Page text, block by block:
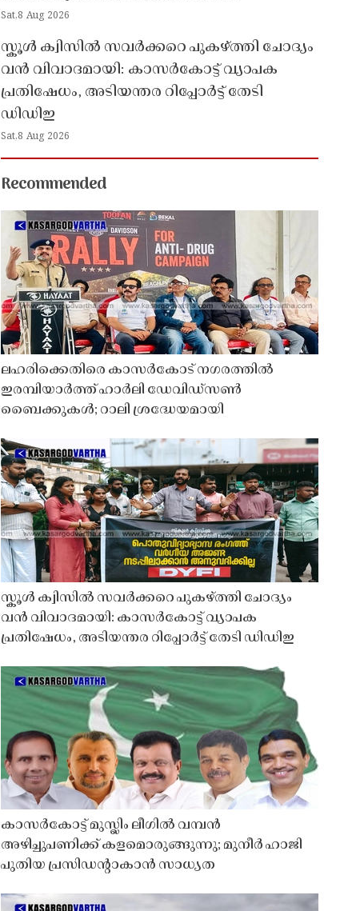
Sat,8 Aug 2026
സ്കൂൾ ക്വിസിൽ സവർക്കറെ പുകഴ്ത്തി ചോദ്യം
വൻ വിവാദമായി: കാസർകോട്ട് വ്യാപക
പ്രതിഷേധം, അടിയന്തര റിപ്പോർട്ട് തേടി
ഡിഡിഇ
Sat,8 Aug 2026
Recommended
ലഹരിക്കെതിരെ കാസർകോട് നഗരത്തിൽ
ഇരമ്പിയാർത്ത് ഹാർലി ഡേവിഡ്‌സൺ
ബൈക്കുകൾ; റാലി ശ്രദ്ധേയമായി
സ്കൂൾ ക്വിസിൽ സവർക്കറെ പുകഴ്ത്തി ചോദ്യം
വൻ വിവാദമായി: കാസർകോട്ട് വ്യാപക
പ്രതിഷേധം, അടിയന്തര റിപ്പോർട്ട് തേടി ഡിഡിഇ
കാസർകോട്ട് മുസ്ലിം ലീഗിൽ വമ്പൻ
അഴിച്ചുപണിക്ക് കളമൊരുങ്ങുന്നു; മുനീർ ഹാജി
പുതിയ പ്രസിഡൻ്റാകാൻ സാധ്യത